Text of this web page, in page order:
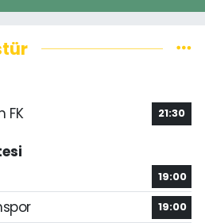
FK
21:30
19:00
19:00